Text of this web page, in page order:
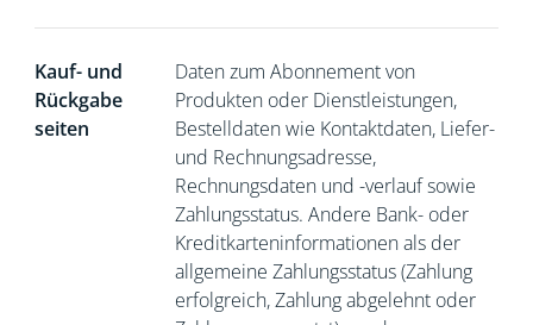
Kauf- und
Rückgabe
seiten
Daten zum Abonnement von
Produkten oder Dienstleistungen,
Bestelldaten wie Kontaktdaten, Liefer-
und Rechnungsadresse,
Rechnungsdaten und -verlauf sowie
Zahlungsstatus. Andere Bank- oder
Kreditkarteninformationen als der
allgemeine Zahlungsstatus (Zahlung
erfolgreich, Zahlung abgelehnt oder